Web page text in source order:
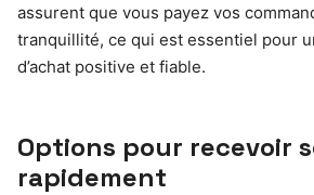
assurent que vous payez vos
tranquillité, ce qui est essentiel pour
d’achat positive et fiable.
Options pour recevoir
rapidement